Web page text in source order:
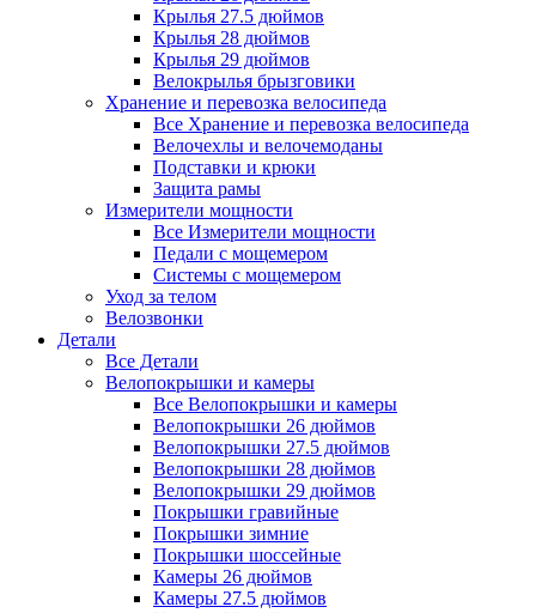
Крылья 27.5 дюймов
Крылья 28 дюймов
Крылья 29 дюймов
Велокрылья брызговики
Хранение и перевозка велосипеда
Все Хранение и перевозка велосипеда
Велочехлы и велочемоданы
Подставки и крюки
Защита рамы
Измерители мощности
Все Измерители мощности
Педали с мощемером
Системы с мощемером
Уход за телом
Велозвонки
Детали
Все Детали
Велопокрышки и камеры
Все Велопокрышки и камеры
Велопокрышки 26 дюймов
Велопокрышки 27.5 дюймов
Велопокрышки 28 дюймов
Велопокрышки 29 дюймов
Покрышки гравийные
Покрышки зимние
Покрышки шоссейные
Камеры 26 дюймов
Камеры 27.5 дюймов